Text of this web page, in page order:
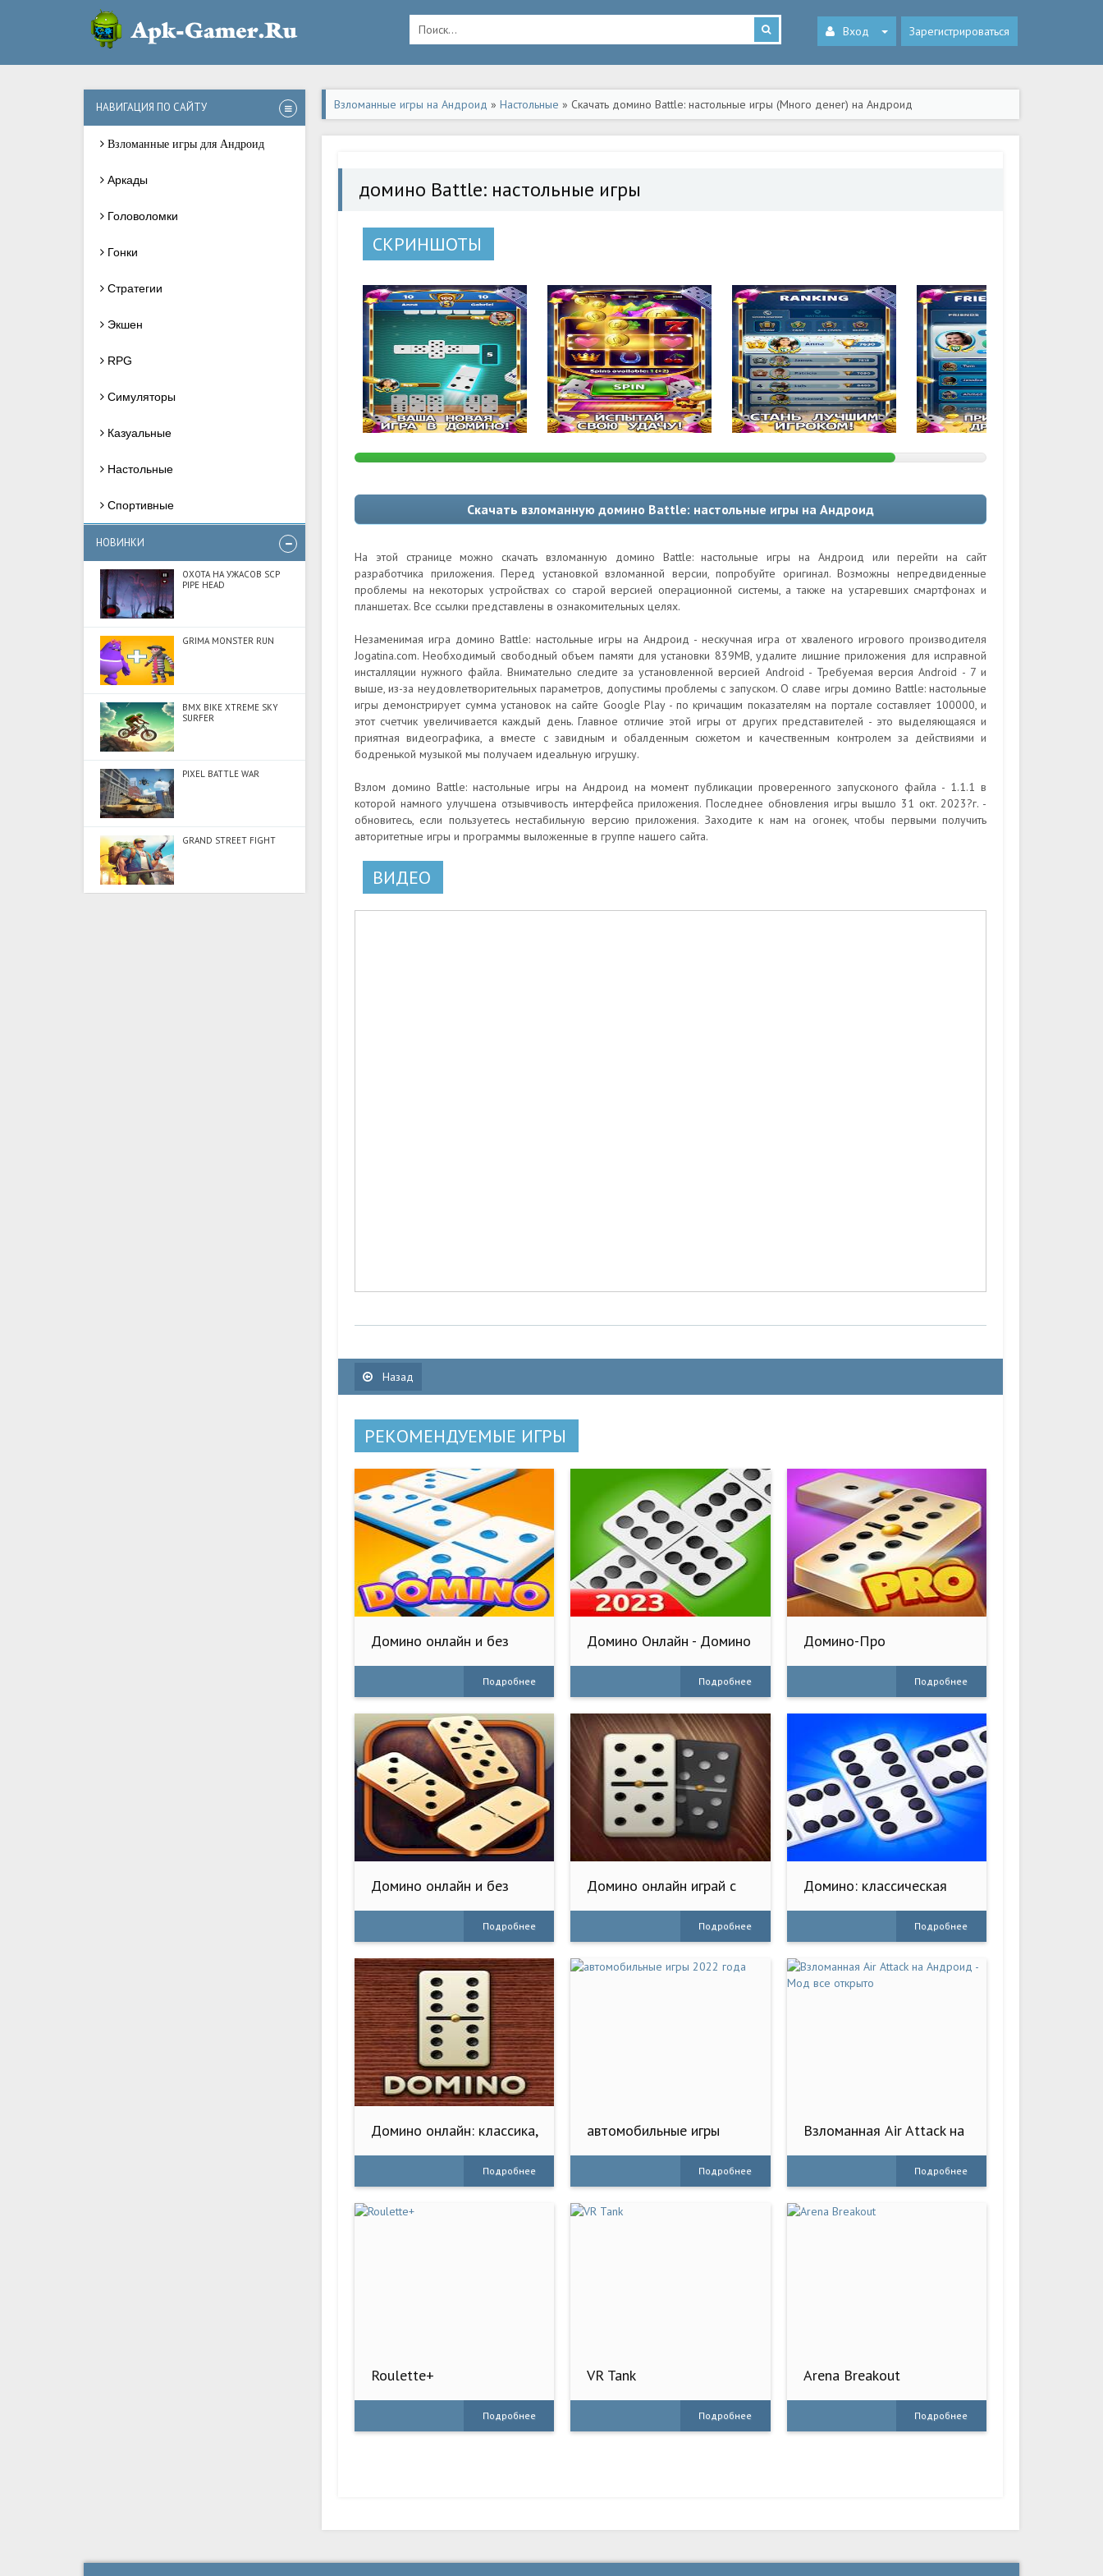
Вход Зарегистрироваться
НАВИГАЦИЯ ПО САЙТУ
Взломанные игры для Андроид
Аркады
Головоломки
Гонки
Стратегии
Экшен
RPG
Симуляторы
Казуальные
Настольные
Спортивные
НОВИНКИ
ОХОТА НА УЖАСОВ SCP
PIPE HEAD
GRIMA MONSTER RUN
BMX BIKE XTREME SKY
SURFER
PIXEL BATTLE WAR
GRAND STREET FIGHT
Взломанные игры на Андроид » Настольные » Скачать домино Battle: настольные игры (Много денег) на Андроид
домино Battle: настольные игры
СКРИНШОТЫ
Скачать взломанную домино Battle: настольные игры на Андроид
На этой странице можно скачать взломанную домино Battle: настольные игры на Андроид или перейти на сайт
разработчика приложения. Перед установкой взломанной версии, попробуйте оригинал. Возможны непредвиденные
проблемы на некоторых устройствах со старой версией операционной системы, а также на устаревших смартфонах и
планшетах. Все ссылки представлены в ознакомительных целях.
Незаменимая игра домино Battle: настольные игры на Андроид - нескучная игра от хваленого игрового производителя
Jogatina.com. Необходимый свободный объем памяти для установки 839MB, удалите лишние приложения для исправной
инсталляции нужного файла. Внимательно следите за установленной версией Android - Требуемая версия Android - 7 и
выше, из-за неудовлетворительных параметров, допустимы проблемы с запуском. О славе игры домино Battle: настольные
игры демонстрирует сумма установок на сайте Google Play - по кричащим показателям на портале составляет 100000, и
этот счетчик увеличивается каждый день. Главное отличие этой игры от других представителей - это выделяющаяся и
приятная видеографика, а вместе с завидным и обалденным сюжетом и качественным контролем за действиями и
бодренькой музыкой мы получаем идеальную игрушку.
Взлом домино Battle: настольные игры на Андроид на момент публикации проверенного запусконого файла - 1.1.1 в
которой намного улучшена отзывчивость интерфейса приложения. Последнее обновления игры вышло 31 окт. 2023?г. -
обновитесь, если пользуетесь нестабильную версию приложения. Заходите к нам на огонек, чтобы первыми получить
авторитетные игры и программы выложенные в группе нашего сайта.
ВИДЕО
Назад
РЕКОМЕНДУЕМЫЕ ИГРЫ
Домино онлайн и без
Подробнее
Домино Онлайн - Домино
Подробнее
Домино-Про
Подробнее
Домино онлайн и без
Подробнее
Домино онлайн играй с
Подробнее
Домино: классическая
Подробнее
Домино онлайн: классика,
Подробнее
автомобильные игры
Подробнее
Взломанная Air Attack на
открыто
Подробнее
Roulette+
Подробнее
VR Tank
Подробнее
Arena Breakout
Подробнее